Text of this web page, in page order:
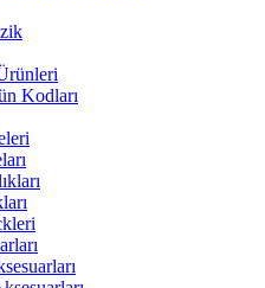
Kodları